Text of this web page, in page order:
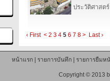
ประวัติศาสต
‹ First < 2 3 4 5 6 7 8 > Last ›
หน้าแรก| รายการบันทึก| รายการยืมห
Copyright © 2013